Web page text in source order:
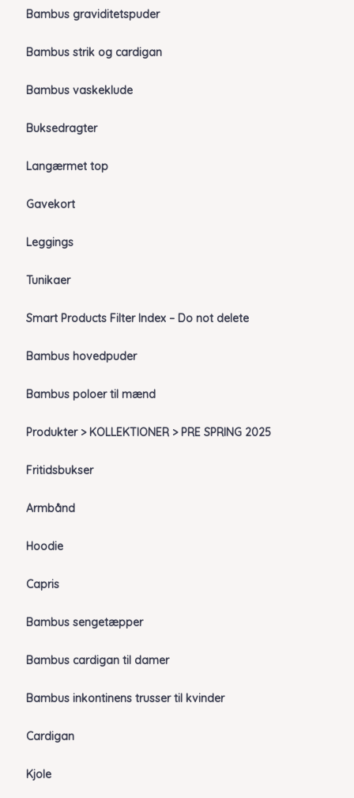
Bambus graviditetspuder
Bambus strik og cardigan
Bambus vaskeklude
Buksedragter
Langærmet top
Gavekort
Leggings
Tunikaer
Smart Products Filter Index – Do not delete
Bambus hovedpuder
Bambus poloer til mænd
Produkter > KOLLEKTIONER > PRE SPRING 2025
Fritidsbukser
Armbånd
Hoodie
Capris
Bambus sengetæpper
Bambus cardigan til damer
Bambus inkontinens trusser til kvinder
Cardigan
Kjole